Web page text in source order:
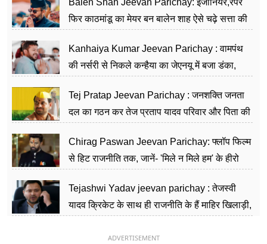
Balen Shah Jeevan Parichay: इंजीनियर,रैपर
फिर काठमांडू का मेयर बन बालेन शाह ऐसे चढ़े सत्ता की
Kanhaiya Kumar Jeevan Parichay : वामपंथ
की नर्सरी से निकले कन्हैया का जेएनयू में बजा डंका,
Tej Pratap Jeevan Parichay : जनशक्ति जनता
दल का गठन कर तेज प्रताप यादव परिवार और पिता की
Chirag Paswan Jeevan Parichay: फ्लॉप फिल्म
से हिट राजनीति तक, जानें- 'मिले न मिले हम' के हीरो
Tejashwi Yadav jeevan parichay : तेजस्वी
यादव क्रिकेट के साथ ही राजनीति के हैं माहिर खिलाड़ी,
ADVERTISEMENT